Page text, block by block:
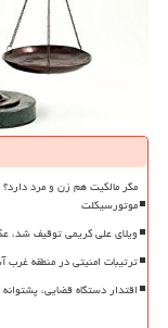
مگر مالکیت هم زن و مرد دارد؟
موتورسیکلت
ویلای علی کریمی توقیف شد،
ترتیبات امنیتی در منطقه غرب
اقتدار دستگاه قضایی،